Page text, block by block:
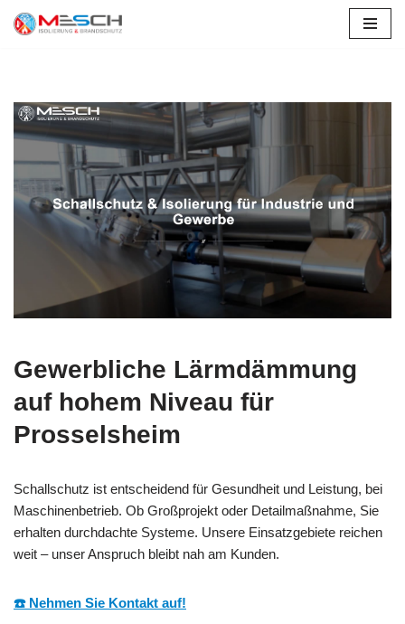
Gewerbliche Lärmdämmung
auf hohem Niveau für
Prosselsheim
Schallschutz ist entscheidend für Gesundheit und Leistung, bei
Maschinenbetrieb. Ob Großprojekt oder Detailmaßnahme, Sie
erhalten durchdachte Systeme. Unsere Einsatzgebiete reichen
weit – unser Anspruch bleibt nah am Kunden.
☎️ Nehmen Sie Kontakt auf!